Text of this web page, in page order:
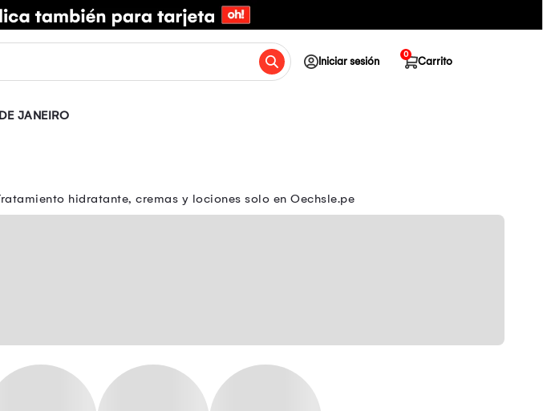
Iniciar sesión Carrito
0
JANEIRO
hidratante, cremas y lociones solo en Oechsle.pe